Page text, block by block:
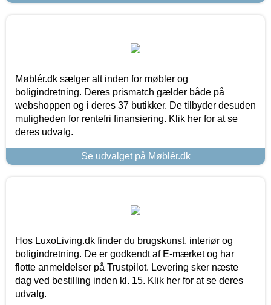
Møblér.dk sælger alt inden for møbler og
boligindretning. Deres prismatch gælder både på
webshoppen og i deres 37 butikker. De tilbyder desuden
muligheden for rentefri finansiering. Klik her for at se
deres udvalg.
Se udvalget på Møblér.dk
Hos LuxoLiving.dk finder du brugskunst, interiør og
boligindretning. De er godkendt af E-mærket og har
flotte anmeldelser på Trustpilot. Levering sker næste
dag ved bestilling inden kl. 15. Klik her for at se deres
udvalg.